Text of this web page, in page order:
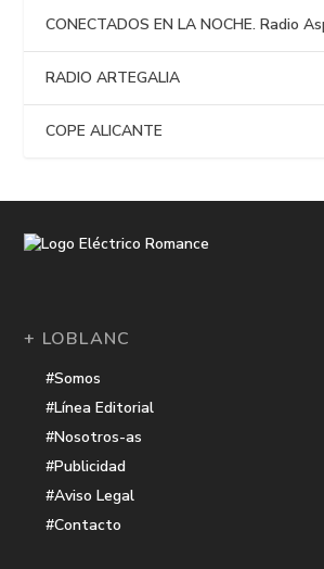
CONECTADOS EN LA NOCHE. Radio
RADIO ARTEGALIA
COPE ALICANTE
+ LOBLANC
#Somos
#Línea Editorial
#Nosotros-as
#Publicidad
#Aviso Legal
#Contacto